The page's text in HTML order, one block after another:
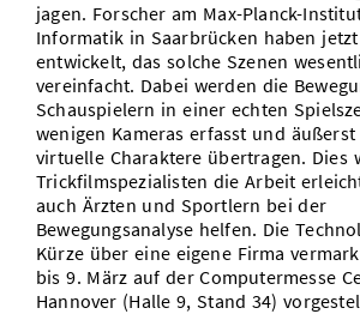
Vom Studium in den Beruf
Study Scheduler
Bibliothek
Open Science/Open Access
Start-ups
IT-Themenabend
Ranking
Zahlen & Fakten
Preise, Auszeichnungen und
Kontakt
SIC Merchandise
SIC Podcast
Anfahrt
AnsprechpartnerInnen, Personen,
Termine, Vorträge und
Alumni
jagen. Forscher am Max-Planck-
Informatik in Saarbrücken haben
entwickelt, das solche Szenen
vereinfacht. Dabei werden die
Schauspielern in einer echten
wenigen Kameras erfasst und
virtuelle Charaktere übertragen. Dies
Trickfilmspezialisten die Arbeit
auch Ärzten und Sportlern bei der
Bewegungsanalyse helfen. Die
Kürze über eine eigene Firma
bis 9. März auf der Computermesse
Hannover (Halle 9, Stand 34)